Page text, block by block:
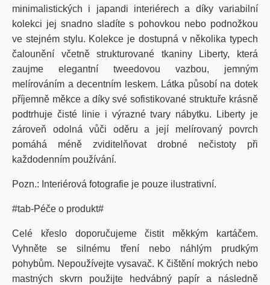
minimalistických i japandi interiérech a díky variabilní
kolekci jej snadno sladíte s pohovkou nebo podnožkou
ve stejném stylu. Kolekce je dostupná v několika typech
čalounění včetně strukturované tkaniny Liberty, která
zaujme elegantní tweedovou vazbou, jemným
melírováním a decentním leskem. Látka působí na dotek
příjemně měkce a díky své sofistikované struktuře krásně
podtrhuje čisté linie i výrazné tvary nábytku. Liberty je
zároveň odolná vůči oděru a její melírovaný povrch
pomáhá méně zviditelňovat drobné nečistoty při
každodenním používání.
Pozn.: Interiérová fotografie je pouze ilustrativní.
#tab-Péče o produkt#
Celé křeslo doporučujeme čistit měkkým kartáčem.
Vyhněte se silnému tření nebo náhlým prudkým
pohybům. Nepoužívejte vysavač. K čištění mokrých nebo
mastných skvrn použijte hedvábný papír a následně